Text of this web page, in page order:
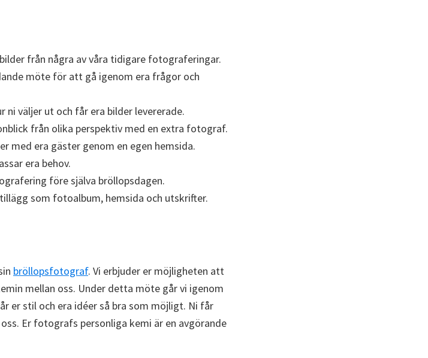
från några av våra tidigare fotograferingar.
möte för att gå igenom era frågor och
ni väljer ut och får era bilder levererade.
från olika perspektiv med en extra fotograf.
med era gäster genom en egen hemsida.
era behov.
före själva bröllopsdagen.
som fotoalbum, hemsida och utskrifter.
bröllopsfotograf. Vi erbjuder er möjligheten att
mellan oss. Under detta möte går vi igenom
er stil och era idéer så bra som möjligt. Ni får
Er fotografs personliga kemi är en avgörande